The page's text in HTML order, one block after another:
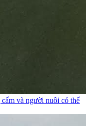
và người nuôi có thể